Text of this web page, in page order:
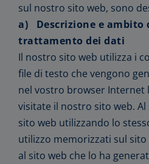
sul nostro sito web, sono
a) Descrizione e ambito
trattamento dei dati
Il nostro sito web utilizza i
file di testo che vengono
nel vostro browser Internet
visitate il nostro sito web. Al
sito web utilizzando lo
utilizzo memorizzati sul
al sito web che lo ha